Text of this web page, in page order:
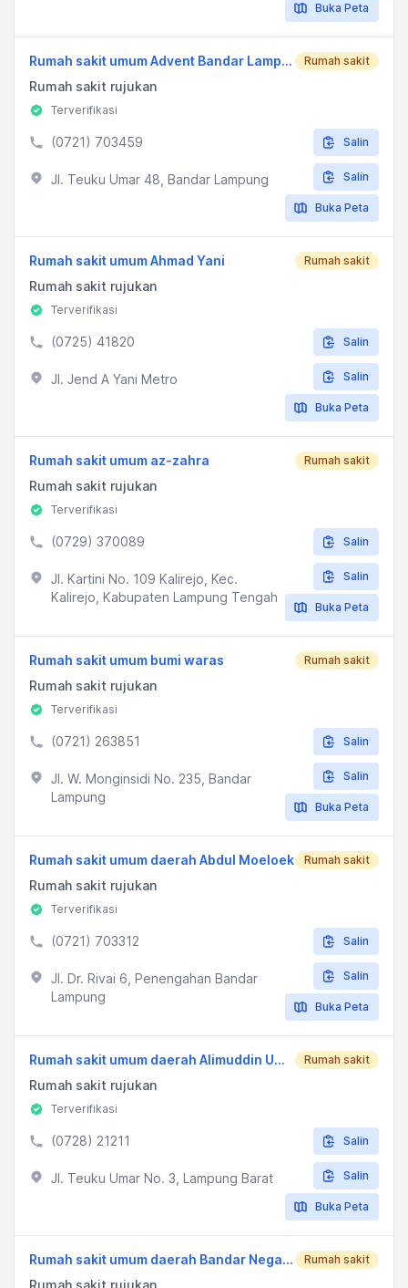
Buka Peta
Rumah sakit umum Advent Bandar Lampung Rumah sakit
Rumah sakit rujukan
Terverifikasi
(0721) 703459 Salin
Jl. Teuku Umar 48, Bandar Lampung Salin
Buka Peta
Rumah sakit umum Ahmad Yani Rumah sakit
Rumah sakit rujukan
Terverifikasi
(0725) 41820 Salin
Jl. Jend A Yani Metro Salin
Buka Peta
Rumah sakit umum az-zahra Rumah sakit
Rumah sakit rujukan
Terverifikasi
(0729) 370089 Salin
Jl. Kartini No. 109 Kalirejo, Kec.
Kalirejo, Kabupaten Lampung Tengah
Salin
Buka Peta
Rumah sakit umum bumi waras Rumah sakit
Rumah sakit rujukan
Terverifikasi
(0721) 263851 Salin
Jl. W. Monginsidi No. 235, Bandar
Lampung
Salin
Buka Peta
Rumah sakit umum daerah Abdul Moeloek Rumah sakit
Rumah sakit rujukan
Terverifikasi
(0721) 703312 Salin
Jl. Dr. Rivai 6, Penengahan Bandar
Lampung
Salin
Buka Peta
Rumah sakit umum daerah Alimuddin Umar Rumah sakit
Rumah sakit rujukan
Terverifikasi
(0728) 21211 Salin
Jl. Teuku Umar No. 3, Lampung Barat Salin
Buka Peta
Rumah sakit umum daerah Bandar Negara Husada Rumah sakit
Rumah sakit rujukan